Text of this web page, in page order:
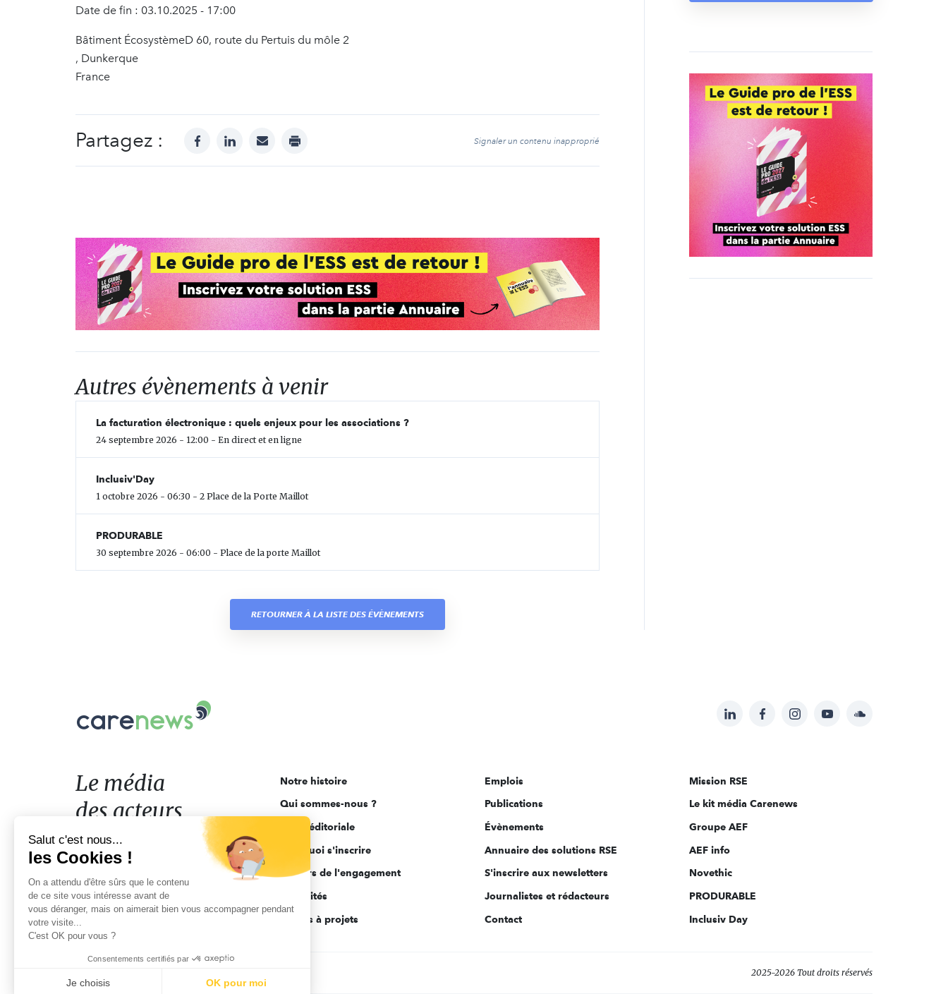
Date de fin : 03.10.2025 - 17:00
Bâtiment ÉcosystèmeD 60, route du Pertuis du môle 2
, Dunkerque
France
Partagez : facebooklinkedinmail print Signaler un contenu inapproprié
Autres évènements à venir
La facturation électronique : quels enjeux pour les associations ?
24 septembre 2026 - 12:00 - En direct et en ligne
Inclusiv'Day
1 octobre 2026 - 06:30 - 2 Place de la Porte Maillot
PRODURABLE
30 septembre 2026 - 06:00 - Place de la porte Maillot
RETOURNER À LA LISTE DES ÉVÈNEMENTS
Suivez-
sur:
LinkedInFacebookInstagramYouTubeSoundcloud
Le
acteurs
de
l'engagement
Le média
des acteurs
de l'engagement
Notre histoire
Qui sommes-nous ?
Ligne éditoriale
Pourquoi s'inscrire
Acteurs de l'engagement
Actualités
Appels à projets
Emplois
Publications
Évènements
Annuaire des solutions RSE
S'inscrire aux newsletters
Journalistes et rédacteurs
Contact
Mission RSE
Le kit média Carenews
Groupe AEF
AEF info
Novethic
PRODURABLE
Inclusiv Day
2025-2026 Tout droits réservés
Salut c'est nous...
les Cookies !
On a attendu d'être sûrs que le contenu
de ce site vous intéresse avant de
vous déranger, mais on aimerait bien vous accompagner pendant
votre visite...
C'est OK pour vous ?
Consentements certifiés par
Je choisis OK pour moi